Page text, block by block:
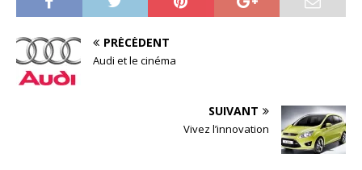
PRÉCÉDENT
Audi et le cinéma
SUIVANT
Vivez l’innovation